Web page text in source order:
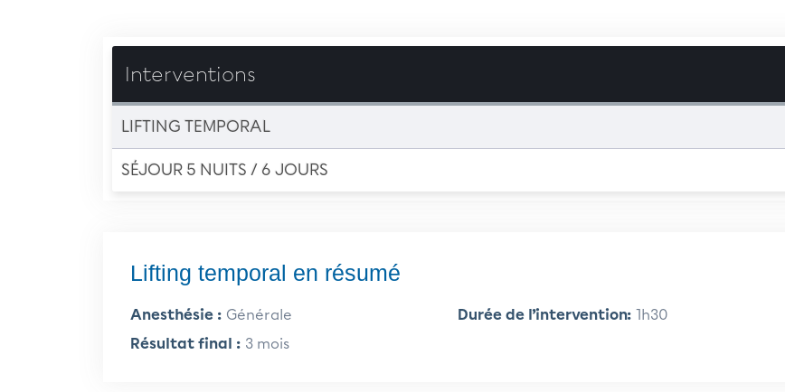
Interventions
LIFTING TEMPORAL
SÉJOUR 5 NUITS / 6 JOURS
Lifting temporal en résumé
Anesthésie : Générale Durée de l’intervention: 1h30
Résultat final : 3 mois